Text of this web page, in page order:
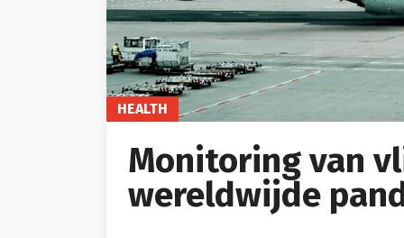
HEALTH
Monitoring van
wereldwijde